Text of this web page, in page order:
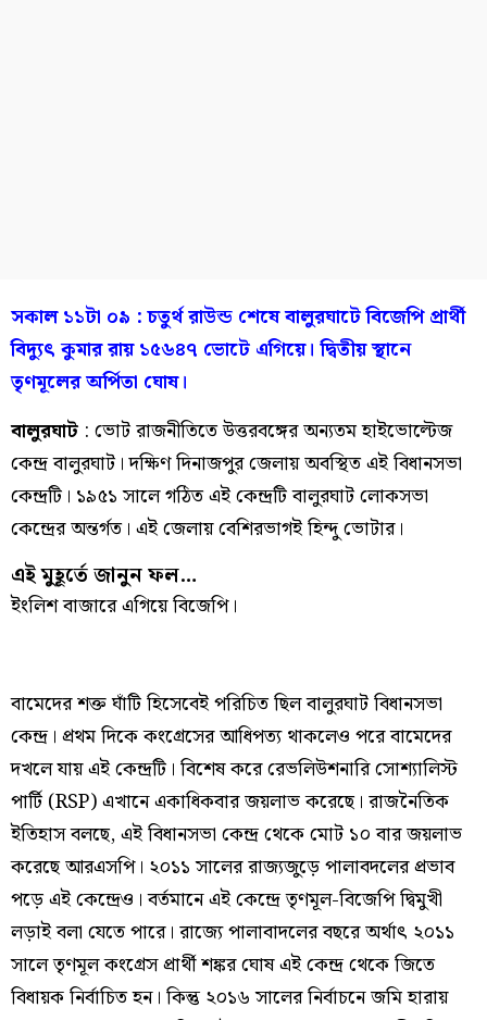
সকাল ১১টা ০৯ : চতুর্থ রাউন্ড শেষে বালুরঘাটে বিজেপি প্রার্থী
বিদ্যুৎ কুমার রায় ১৫৬৪৭ ভোটে এগিয়ে। দ্বিতীয় স্থানে
তৃণমূলের অর্পিতা ঘোষ।
বালুরঘাট: ভোট রাজনীতিতে উত্তরবঙ্গের অন্যতম হাইভোল্টেজ
কেন্দ্র বালুরঘাট। দক্ষিণ দিনাজপুর জেলায় অবস্থিত এই বিধানসভা
কেন্দ্রটি। ১৯৫১ সালে গঠিত এই কেন্দ্রটি বালুরঘাট লোকসভা
কেন্দ্রের অন্তর্গত। এই জেলায় বেশিরভাগই হিন্দু ভোটার।
এই মুহূর্তে জানুন ফল…
ইংলিশ বাজারে এগিয়ে বিজেপি।
বামেদের শক্ত ঘাঁটি হিসেবেই পরিচিত ছিল বালুরঘাট বিধানসভা
কেন্দ্র। প্রথম দিকে কংগ্রেসের আধিপত্য থাকলেও পরে বামেদের
দখলে যায় এই কেন্দ্রটি। বিশেষ করে রেভলিউশনারি সোশ্যালিস্ট
পার্টি (RSP) এখানে একাধিকবার জয়লাভ করেছে। রাজনৈতিক
ইতিহাস বলছে, এই বিধানসভা কেন্দ্র থেকে মোট ১০ বার জয়লাভ
করেছে আরএসপি। ২০১১ সালের রাজ্যজুড়ে পালাবদলের প্রভাব
পড়ে এই কেন্দ্রেও। বর্তমানে এই কেন্দ্রে তৃণমূল-বিজেপি দ্বিমুখী
লড়াই বলা যেতে পারে। রাজ্যে পালাবাদলের বছরে অর্থাৎ ২০১১
সালে তৃণমূল কংগ্রেস প্রার্থী শঙ্কর ঘোষ এই কেন্দ্র থেকে জিতে
বিধায়ক নির্বাচিত হন। কিন্তু ২০১৬ সালের নির্বাচনে জমি হারায়